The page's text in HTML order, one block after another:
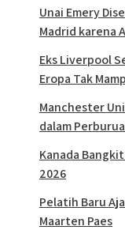
Unai Emery
Madrid karena
Eks Liverpool
Eropa Tak
Manchester
dalam
Kanada
2026
Pelatih Baru
Maarten Paes